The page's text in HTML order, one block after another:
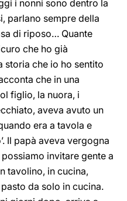
i nonni sono dentro la
parlano sempre della
di riposo… Quante
che ho già
storia che io ho sentito
che in una
figlio, la nuora, i
aveva avuto un
era a tavola e
Il papà aveva vergogna
invitare gente a
tavolino, in cucina,
da solo in cucina.